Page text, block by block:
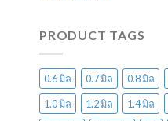
PRODUCT TAGS
0.6 มิล 0.7 มิล 0.8 มิล
1.0 มิล
1.2 มิล 1.4 มิล